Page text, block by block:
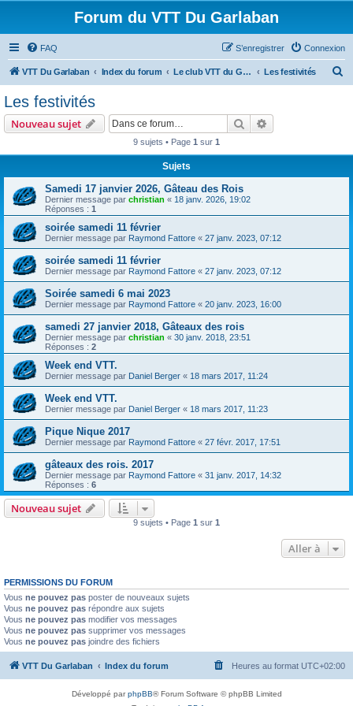
Forum du VTT Du Garlaban
FAQ Connexion
S’enregistrer
VTT Du Garlaban Index du forum Le club VTT du Garlaban Les festivités
Les festivités
Nouveau sujet Rechercher
9 sujets • Page 1 sur 1
Sujets
Samedi 17 janvier 2026, Gâteau des Rois
Dernier message par christian « 18 janv. 2026, 19:02
Réponses : 1
soirée samedi 11 février
Dernier message par Raymond Fattore « 27 janv. 2023, 07:12
soirée samedi 11 février
Dernier message par Raymond Fattore « 27 janv. 2023, 07:12
Soirée samedi 6 mai 2023
Dernier message par Raymond Fattore « 20 janv. 2023, 16:00
samedi 27 janvier 2018, Gâteaux des rois
Dernier message par christian « 30 janv. 2018, 23:51
Réponses : 2
Week end VTT.
Dernier message par Daniel Berger « 18 mars 2017, 11:24
Week end VTT.
Dernier message par Daniel Berger « 18 mars 2017, 11:23
Pique Nique 2017
Dernier message par Raymond Fattore « 27 févr. 2017, 17:51
gâteaux des rois. 2017
Dernier message par Raymond Fattore « 31 janv. 2017, 14:32
Réponses : 6
Nouveau sujet
9 sujets • Page 1 sur 1
Aller à
PERMISSIONS DU FORUM
Vous ne pouvez pas poster de nouveaux sujets
Vous ne pouvez pas répondre aux sujets
Vous ne pouvez pas modifier vos messages
Vous ne pouvez pas supprimer vos messages
Vous ne pouvez pas joindre des fichiers
VTT Du Garlaban Index du forum Heures au format UTC+02:00
Développé parphpBB® Forum Software © phpBB Limited